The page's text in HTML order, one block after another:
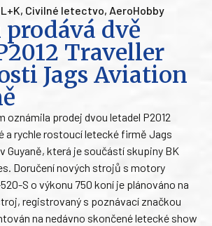
L+K, Civilné letectvo, AeroHobby
dvě
Traveller
Jags Aviation
oznámila prodej dvou letadel P2012
a rychle rostoucí letecké firmě Jags
Guyaně, která je součástí skupiny BK
Doručení nových strojů s motory
S o výkonu 750 koní je plánováno na
registrovaný s poznávací značkou
na nedávno skončené letecké show